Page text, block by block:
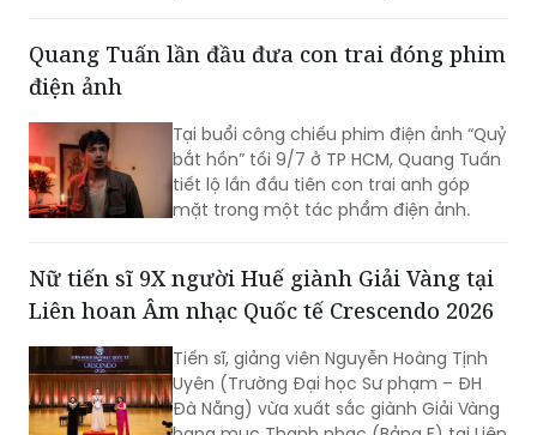
Quang Tuấn lần đầu đưa con trai đóng phim
điện ảnh
Tại buổi công chiếu phim điện ảnh “Quỷ
bắt hồn” tối 9/7 ở TP HCM, Quang Tuấn
tiết lộ lần đầu tiên con trai anh góp
mặt trong một tác phẩm điện ảnh.
Nữ tiến sĩ 9X người Huế giành Giải Vàng tại
Liên hoan Âm nhạc Quốc tế Crescendo 2026
Tiến sĩ, giảng viên Nguyễn Hoàng Tịnh
Uyên (Trường Đại học Sư phạm – ĐH
Đà Nẵng) vừa xuất sắc giành Giải Vàng